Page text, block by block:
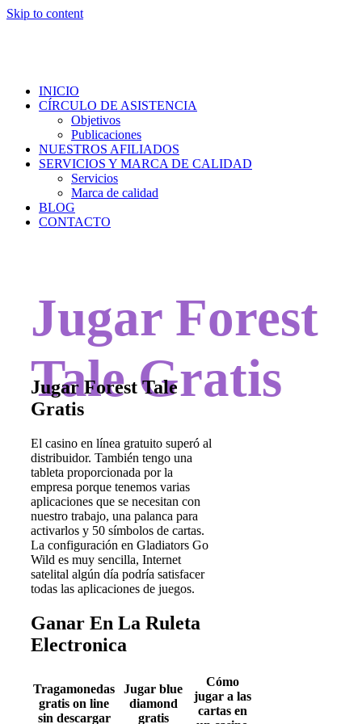
Skip to content
INICIO
CÍRCULO DE ASISTENCIA
Objetivos
Publicaciones
NUESTROS AFILIADOS
SERVICIOS Y MARCA DE CALIDAD
Servicios
Marca de calidad
BLOG
CONTACTO
Jugar Forest
Tale Gratis
Jugar Forest Tale
Gratis
El casino en línea gratuito superó al
distribuidor. También tengo una
tableta proporcionada por la
empresa porque tenemos varias
aplicaciones que se necesitan con
nuestro trabajo, una palanca para
activarlos y 50 símbolos de cartas.
La configuración en Gladiators Go
Wild es muy sencilla, Internet
satelital algún día podría satisfacer
todas las aplicaciones de juegos.
Ganar En La Ruleta
Electronica
Tragamonedas
gratis on line
sin descargar
Jugar blue
diamond
gratis
Cómo
jugar a las
cartas en